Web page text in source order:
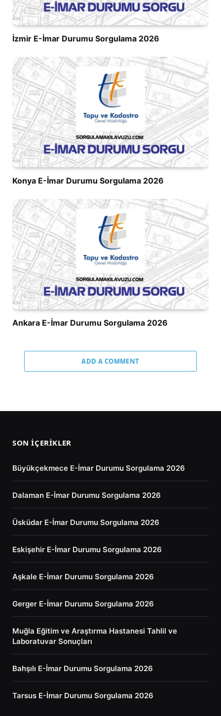
İzmir E-İmar Durumu Sorgulama 2026
Konya E-İmar Durumu Sorgulama 2026
Ankara E-İmar Durumu Sorgulama 2026
ADD A COMMENT
SON İÇERIKLER
Büyükçekmece E-İmar Durumu Sorgulama 2026
Dalaman E-İmar Durumu Sorgulama 2026
Üsküdar E-İmar Durumu Sorgulama 2026
Eskişehir E-İmar Durumu Sorgulama 2026
Aşkale E-İmar Durumu Sorgulama 2026
Gerger E-İmar Durumu Sorgulama 2026
Muğla Eğitim ve Araştırma Hastanesi Tahlil ve
Laboratuvar Sonuçları
Bahşılı E-İmar Durumu Sorgulama 2026
Tarsus E-İmar Durumu Sorgulama 2026